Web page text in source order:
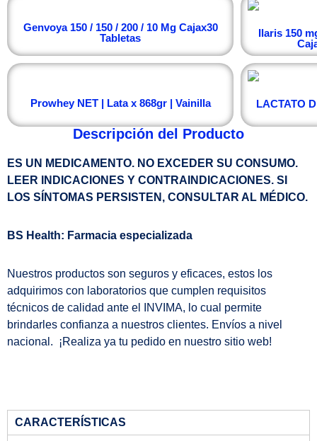
Genvoya 150 / 150 / 200 / 10 Mg Cajax30
Tabletas
Ilaris 150
Prowhey NET | Lata x 868gr | Vainilla LACTATO
Descripción del Producto
ES UN MEDICAMENTO. NO EXCEDER SU CONSUMO.
LEER INDICACIONES Y CONTRAINDICACIONES. SI
LOS SÍNTOMAS PERSISTEN, CONSULTAR AL MÉDICO.
BS Health: Farmacia especializada
Nuestros productos son seguros y eficaces, estos los
adquirimos con laboratorios que cumplen requisitos
técnicos de calidad ante el INVIMA, lo cual permite
brindarles confianza a nuestros clientes. Envíos a nivel
nacional. ¡Realiza ya tu pedido en nuestro sitio web!
CARACTERÍSTICAS